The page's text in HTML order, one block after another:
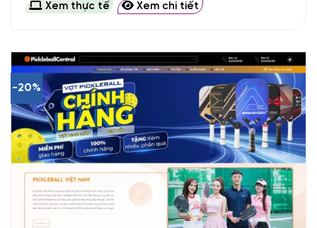
Xem thực tế Xem chi tiết
-20%